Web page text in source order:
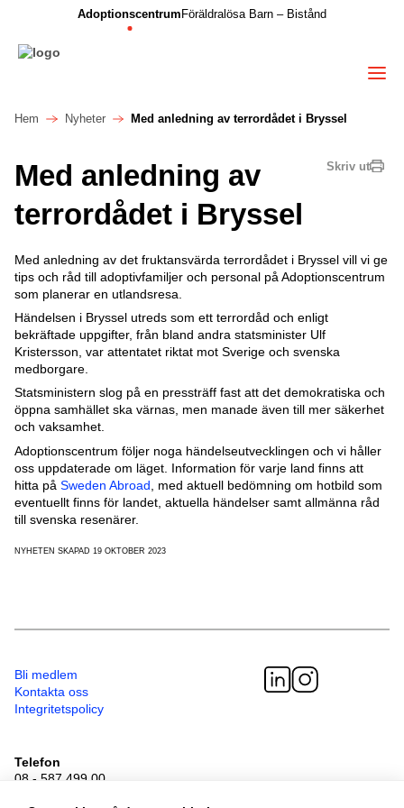
Adoptionscentrum Föräldralösa Barn – Bistånd
Hem Nyheter Med anledning av terrordådet i Bryssel
Skriv ut
Med anledning av
terrordådet i Bryssel
Med anledning av det fruktansvärda terrordådet i Bryssel vill vi ge
tips och råd till adoptivfamiljer och personal på Adoptionscentrum
som planerar en utlandsresa.
Händelsen i Bryssel utreds som ett terrordåd och enligt
bekräftade uppgifter, från bland andra statsminister Ulf
Kristersson, var attentatet riktat mot Sverige och svenska
medborgare.
Statsministern slog på en pressträff fast att det demokratiska och
öppna samhället ska värnas, men manade även till mer säkerhet
och vaksamhet.
Adoptionscentrum följer noga händelseutvecklingen och vi håller
oss uppdaterade om läget. Information för varje land finns att
hitta på Sweden Abroad , med aktuell bedömning om hotbild som
eventuellt finns för landet, aktuella händelser samt allmänna råd
till svenska resenärer.
NYHETEN SKAPAD 19 OKTOBER 2023
Bli medlem
Kontakta oss
Integritetspolicy
Telefon
08 - 587 499 00